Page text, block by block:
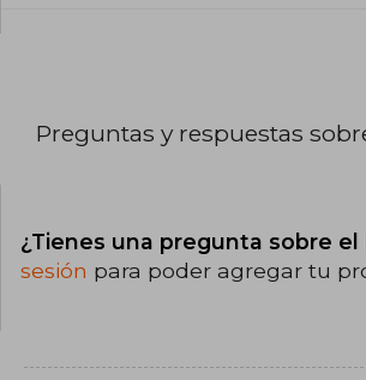
Preguntas y respuestas
¿Tienes una pregunta sobre el
sesión para poder agregar tu